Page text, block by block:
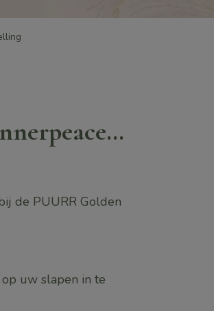
de PUURR Golden
uw slapen in te